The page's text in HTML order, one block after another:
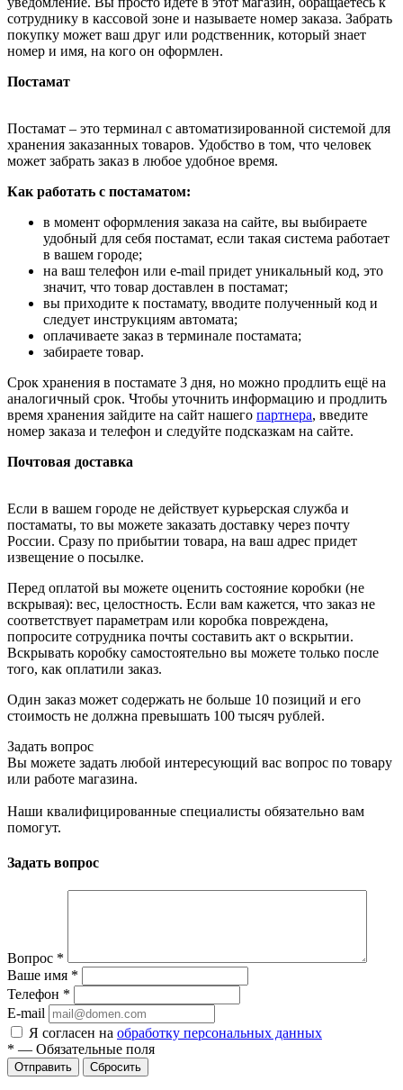
сотруднику в кассовой зоне и называете номер заказа. Забрать
покупку может ваш друг или родственник, который знает
номер и имя, на кого он оформлен.
Постамат
Постамат – это терминал с автоматизированной системой для
хранения заказанных товаров. Удобство в том, что человек
может забрать заказ в любое удобное время.
Как работать с постаматом:
в момент оформления заказа на сайте, вы выбираете
удобный для себя постамат, если такая система работает
в вашем городе;
на ваш телефон или e-mail придет уникальный код, это
значит, что товар доставлен в постамат;
вы приходите к постамату, вводите полученный код и
следует инструкциям автомата;
оплачиваете заказ в терминале постамата;
забираете товар.
Срок хранения в постамате 3 дня, но можно продлить ещё на
аналогичный срок. Чтобы уточнить информацию и продлить
время хранения зайдите на сайт нашего партнера, введите
номер заказа и телефон и следуйте подсказкам на сайте.
Почтовая доставка
Если в вашем городе не действует курьерская служба и
постаматы, то вы можете заказать доставку через почту
России. Сразу по прибытии товара, на ваш адрес придет
извещение о посылке.
Перед оплатой вы можете оценить состояние коробки (не
вскрывая): вес, целостность. Если вам кажется, что заказ не
соответствует параметрам или коробка повреждена,
попросите сотрудника почты составить акт о вскрытии.
Вскрывать коробку самостоятельно вы можете только после
того, как оплатили заказ.
Один заказ может содержать не больше 10 позиций и его
стоимость не должна превышать 100 тысяч рублей.
Задать вопрос
Вы можете задать любой интересующий вас вопрос по товару
или работе магазина.
Наши квалифицированные специалисты обязательно вам
помогут.
Задать вопрос
Вопрос *
Ваше имя *
Телефон *
E-mail
Я согласен на обработку персональных данных
* — Обязательные поля
Отправить Сбросить